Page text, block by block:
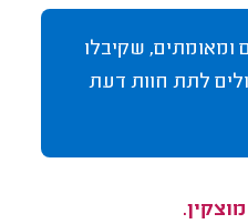
ומאומתים, שקיבלו
לתת חוות דעת